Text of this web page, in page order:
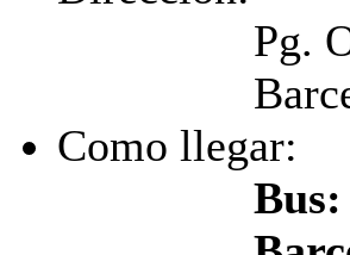
Pg.
Como llegar:
Bus: